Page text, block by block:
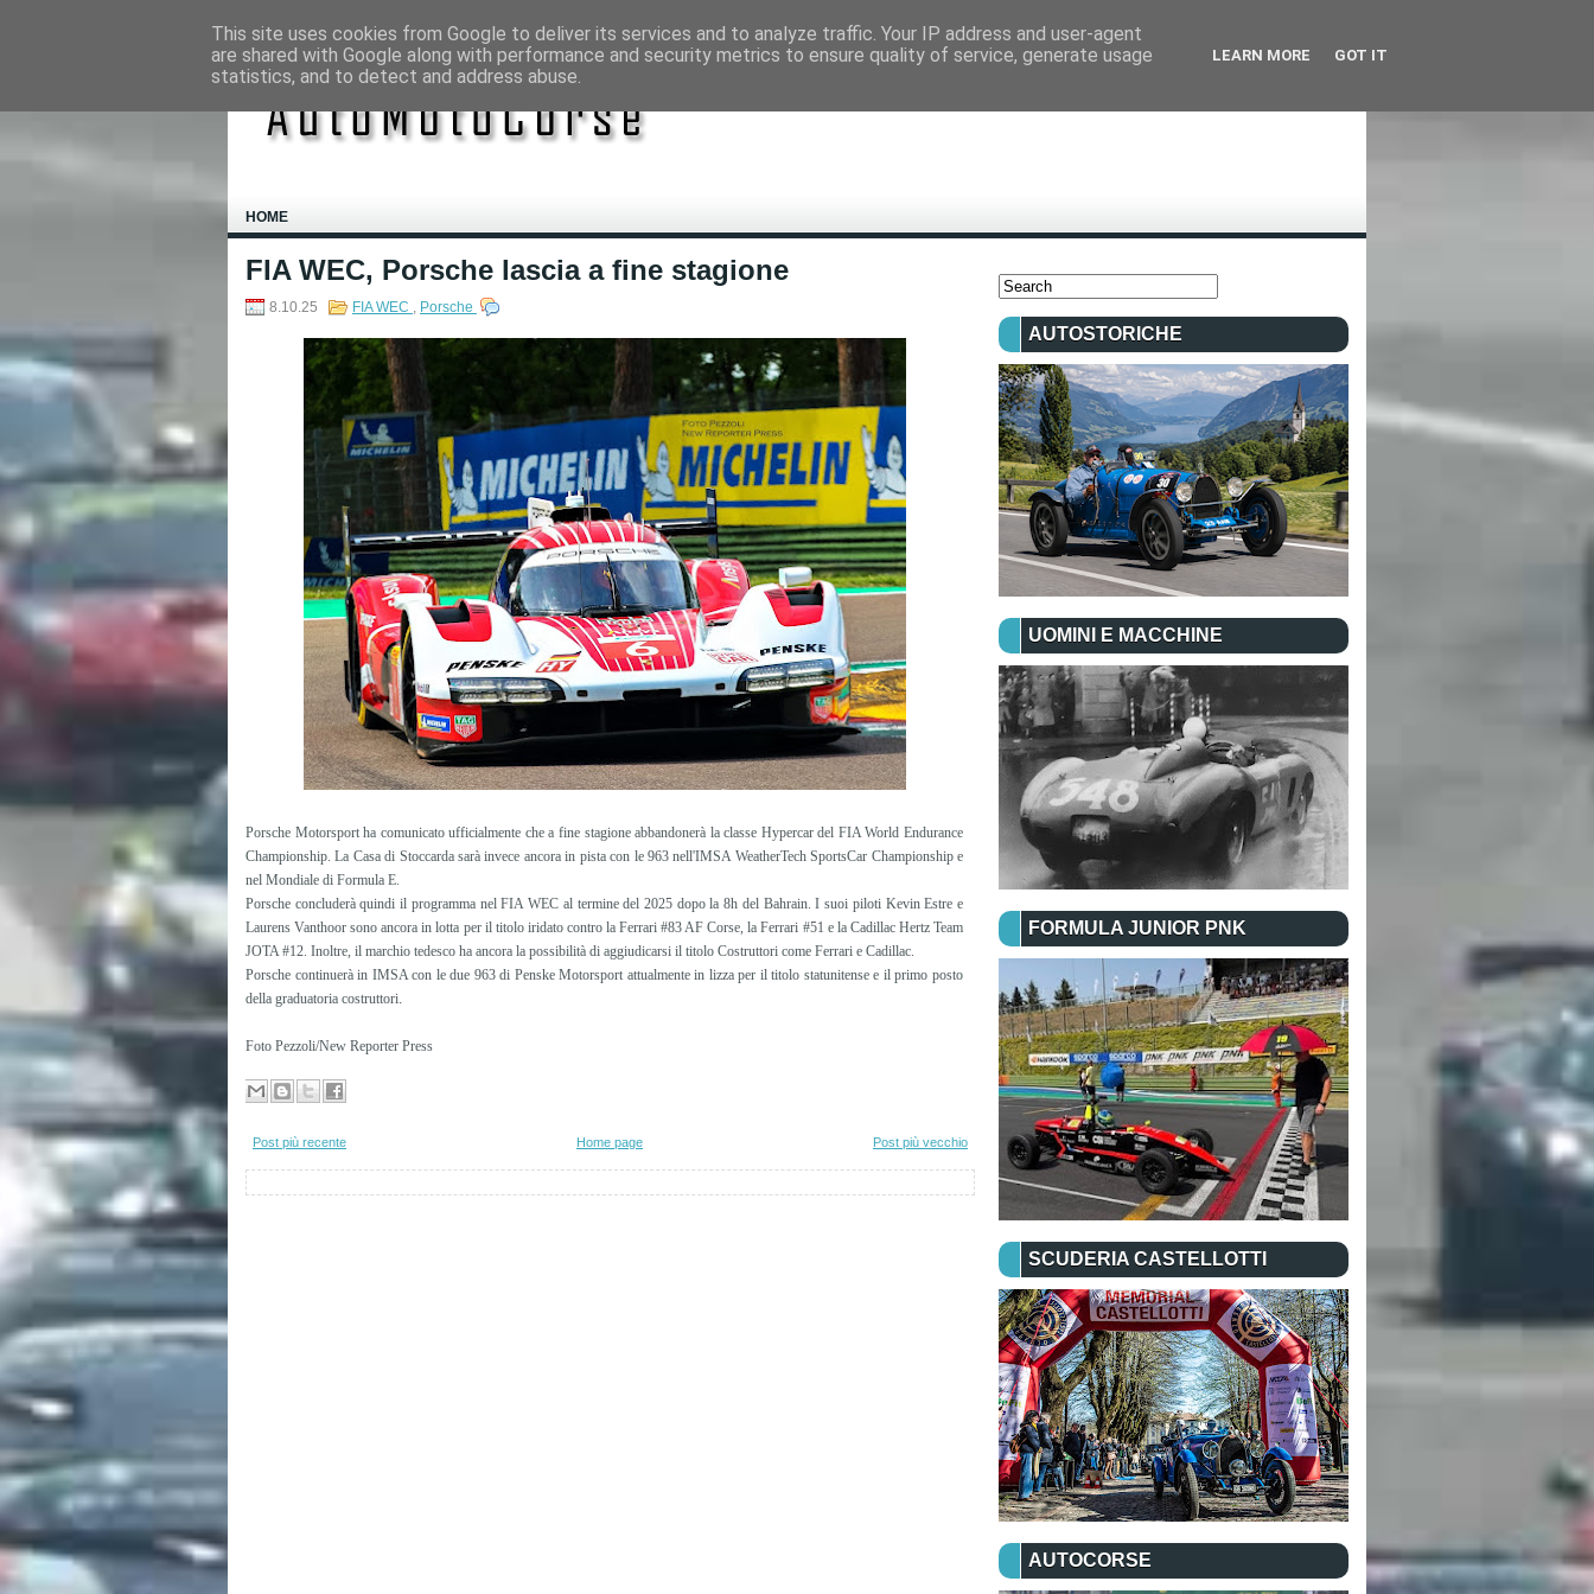
HOME
FIA WEC, Porsche lascia a fine stagione
8.10.25 FIA WEC , Porsche
Porsche Motorsport ha comunicato ufficialmente che a fine stagione abbandonerà la classe Hypercar del FIA World Endurance
Championship. La Casa di Stoccarda sarà invece ancora in pista con le 963 nell'IMSA WeatherTech SportsCar Championship e
nel Mondiale di Formula E.
Porsche concluderà quindi il programma nel FIA WEC al termine del 2025 dopo la 8h del Bahrain. I suoi piloti Kevin Estre e
Laurens Vanthoor sono ancora in lotta per il titolo iridato contro la Ferrari #83 AF Corse, la Ferrari #51 e la Cadillac Hertz Team
JOTA #12. Inoltre, il marchio tedesco ha ancora la possibilità di aggiudicarsi il titolo Costruttori come Ferrari e Cadillac.
Porsche continuerà in IMSA con le due 963 di Penske Motorsport attualmente in lizza per il titolo statunitense e il primo posto
della graduatoria costruttori.
Foto Pezzoli/New Reporter Press
Post più recente Post più vecchio
Home page
AUTOSTORICHE
UOMINI E MACCHINE
FORMULA JUNIOR PNK
SCUDERIA CASTELLOTTI
AUTOCORSE
This site uses cookies from Google to deliver its services and to analyze traffic. Your IP address and user-agent
are shared with Google along with performance and security metrics to ensure quality of service, generate usage
statistics, and to detect and address abuse.
LEARN MORE GOT IT